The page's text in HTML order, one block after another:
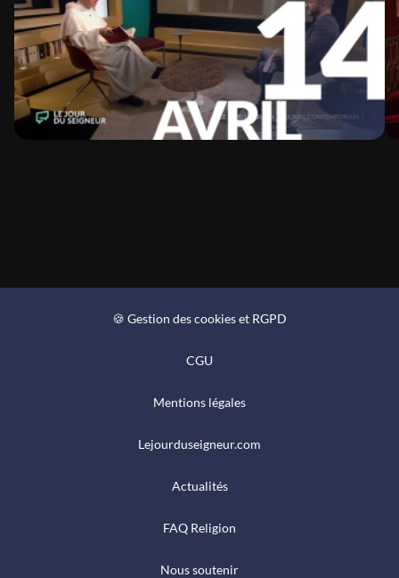
🍪 Gestion des cookies et RGPD
CGU
Mentions légales
Lejourduseigneur.com
Actualités
FAQ Religion
Nous soutenir